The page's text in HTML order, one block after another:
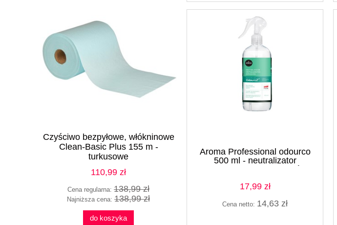
Czyściwo bezpyłowe, włókninowe
Clean-Basic Plus 155 m -
turkusowe
110,99 zł
Cena regularna: 138,99 zł
Najniższa cena: 138,99 zł
do koszyka
mycia powierzchni sportowych
Cena regularna:107,99 zł
107,99 zł
Aroma Professional odourco
500 ml - neutralizator
17,99 zł
Cena netto: 14,63 zł